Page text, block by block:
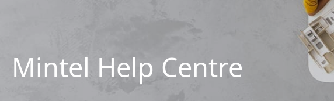
Mintel Help Centre